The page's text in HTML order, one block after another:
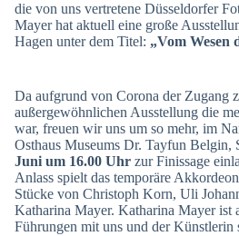
die von uns vertretene Düsseldorfer
Mayer hat aktuell eine große
Hagen unter dem Titel: „Vom Wesen
Da aufgrund von Corona der Zugang
außergewöhnlichen Ausstellung die
war, freuen wir uns um so mehr, im
Osthaus Museums Dr. Tayfun Belgin,
Juni um 16.00 Uhr zur Finissage
Anlass spielt das temporäre
Stücke von Christoph Korn, Uli
Katharina Mayer. Katharina Mayer ist
Führungen mit uns und der Künstlerin